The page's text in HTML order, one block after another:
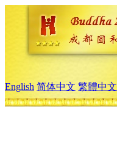
English 简体中文 繁體中文